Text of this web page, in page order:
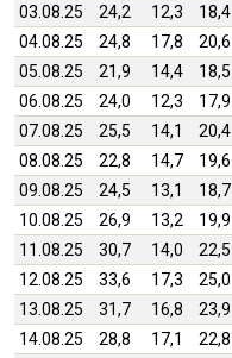
03.08.25
24,2 12,3 18,4
04.08.25
24,8 17,8 20,6
05.08.25
21,9 14,4 18,5
06.08.25
24,0 12,3 17,9
07.08.25
25,5 14,1 20,4
08.08.25
22,8 14,7 19,6
09.08.25
24,5 13,1 18,7
10.08.25
26,9 13,2 19,9
11.08.25
30,7 14,0 22,5
12.08.25
33,6 17,3 25,0
13.08.25
31,7 16,8 23,9
14.08.25
28,8 17,1 22,8